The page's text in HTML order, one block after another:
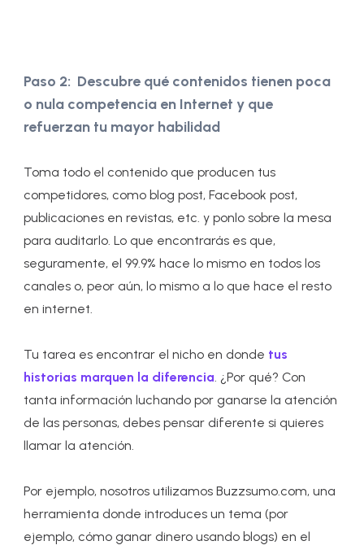
Paso 2: Descubre qué contenidos tienen poca
o nula competencia en Internet y que
refuerzan tu mayor habilidad
Toma todo el contenido que producen tus
competidores, como blog post, Facebook post,
publicaciones en revistas, etc. y ponlo sobre la mesa
para auditarlo. Lo que encontrarás es que,
seguramente, el 99.9% hace lo mismo en todos los
canales o, peor aún, lo mismo a lo que hace el resto
en internet.
Tu tarea es encontrar el nicho en donde tus
historias marquen la diferencia. ¿Por qué? Con
tanta información luchando por ganarse la atención
de las personas, debes pensar diferente si quieres
llamar la atención.
Por ejemplo, nosotros utilizamos Buzzsumo.com, una
herramienta donde introduces un tema (por
ejemplo, cómo ganar dinero usando blogs) en el